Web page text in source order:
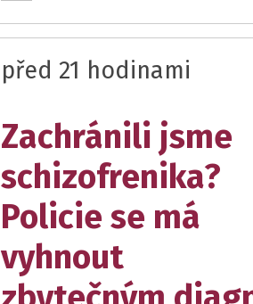
před 21 hodinami
Zachránili jsme
schizofrenika?
Policie se má
vyhnout